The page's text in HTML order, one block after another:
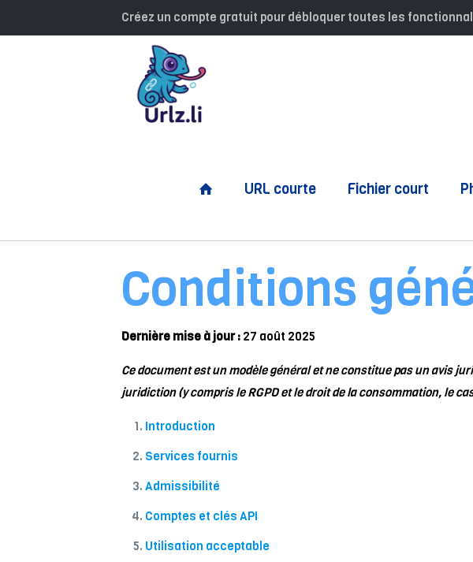
Créez un compte gratuit pour débloquer toutes les
URL courte Fichier court
Conditions
Dernière mise à jour : 27 août 2025
Ce document est un modèle général et ne constitue pas un avis
juridiction (y compris le RGPD et le droit de la consommation, le
Introduction
Services fournis
Admissibilité
Comptes et clés API
Utilisation acceptable